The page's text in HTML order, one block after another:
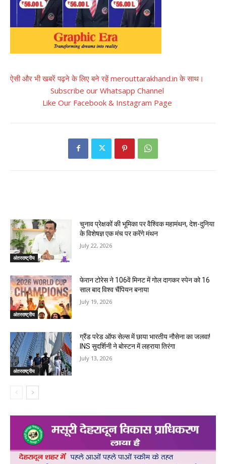
ऐसी और भी खबरें पढ़ने के लिए बने रहें merouttarakhand.in के साथ।
Subscribe our Whatsapp Channel
Like Our Facebook & Instagram Page
अंतरराष्ट्रीय
चुनाव प्रेक्षकों की भूमिका पर वैश्विक महामंथन, देश-दुनिया
के विशेषज्ञ एक मंच पर करेंगे मंथन
July 22, 2026
अंतरराष्ट्रीय
फेरान टोरेस ने 106वें मिनट में गोल दागकर स्पेन को 16
साल बाद विश्व चैंपियन बनाया
July 19, 2026
अंतरराष्ट्रीय
ग्रैंड परेड ऑफ सेल्स में छाया भारतीय नौसेना का जलवा!
INS सुदर्शिनी ने बोस्टन में लहराया तिरंगा
July 13, 2026